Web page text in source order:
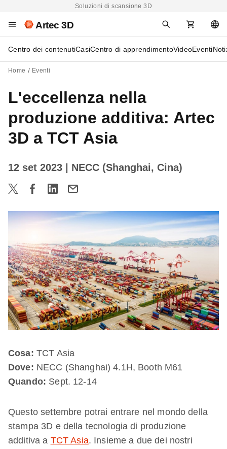
Soluzioni di scansione 3D
Artec 3D
Centro dei contenutiCasiCentro di apprendimentoVideoEventi
Home Eventi
L'eccellenza nella
produzione additiva: Artec
3D a TCT Asia
12 set 2023 | NECC (Shanghai, Cina)
Cosa: TCT Asia
Dove: NECC (Shanghai) 4.1H, Booth M61
Quando: Sept. 12-14
Questo settembre potrai entrare nel mondo della
stampa 3D e della tecnologia di produzione
additiva a TCT Asia. Insieme a due dei nostri